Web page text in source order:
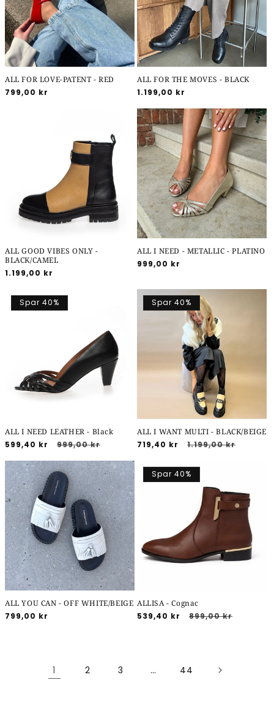
ALL FOR LOVE-PATENT - RED
Normalpris
799,00 kr
ALL FOR THE MOVES - BLACK
Normalpris
1.199,00 kr
ALL GOOD VIBES ONLY -
BLACK/CAMEL
Normalpris
1.199,00 kr
ALL I NEED - METALLIC - PLATINO
Normalpris
999,00 kr
Spar 40%
ALL I NEED LEATHER - Black
Udsalgspris
599,40 kr Normalpris
999,00 kr
Spar 40%
ALL I WANT MULTI - BLACK/BEIGE
Udsalgspris
719,40 kr Normalpris
1.199,00 kr
ALL YOU CAN - OFF WHITE/BEIGE
Normalpris
799,00 kr
Spar 40%
ALLISA - Cognac
Udsalgspris
539,40 kr Normalpris
899,00 kr
1 2 3 … 44